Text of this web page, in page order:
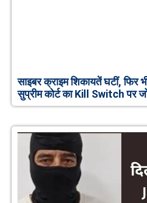
साइबर क्राइम शिकायतें घटीं, फिर
सुप्रीम कोर्ट का Kill Switch पर